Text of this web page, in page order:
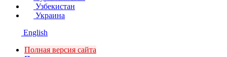
Узбекистан
Украина
English
Полная версия сайта